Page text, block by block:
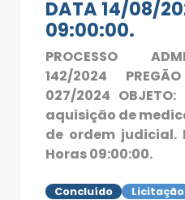
DATA 14/08/
09:00:00.
PROCESSO
142/2024
027/2024
aquisição de
de ordem judicial.
Horas 09:00:00.
Concluído Licitação